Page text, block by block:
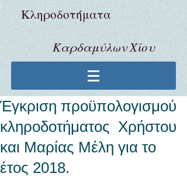
Κληροδoτήματα
Καρδαμύλων Χίου
Έγκριση προϋπολογισμού
κληροδοτήματος Χρήστου
και Μαρίας Μέλη για το
έτος 2018.